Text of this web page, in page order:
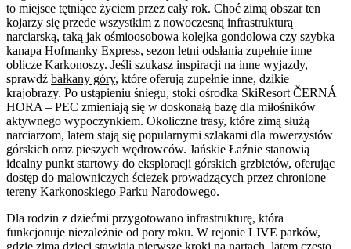
to miejsce tętniące życiem przez cały rok. Choć zimą obszar ten
kojarzy się przede wszystkim z nowoczesną infrastrukturą
narciarską, taką jak ośmioosobowa kolejka gondolowa czy szybka
kanapa Hofmanky Express, sezon letni odsłania zupełnie inne
oblicze Karkonoszy. Jeśli szukasz inspiracji na inne wyjazdy,
sprawdź bałkany góry, które oferują zupełnie inne, dzikie
krajobrazy. Po ustąpieniu śniegu, stoki ośrodka SkiResort ČERNÁ
HORA – PEC zmieniają się w doskonałą bazę dla miłośników
aktywnego wypoczynkiem. Okoliczne trasy, które zimą służą
narciarzom, latem stają się popularnymi szlakami dla rowerzystów
górskich oraz pieszych wędrowców. Jańskie Łaźnie stanowią
idealny punkt startowy do eksploracji górskich grzbietów, oferując
dostęp do malowniczych ścieżek prowadzących przez chronione
tereny Karkonoskiego Parku Narodowego.
Dla rodzin z dziećmi przygotowano infrastrukturę, która
funkcjonuje niezależnie od pory roku. W rejonie LIVE parków,
gdzie zimą dzieci stawiają pierwsze kroki na nartach, latem często